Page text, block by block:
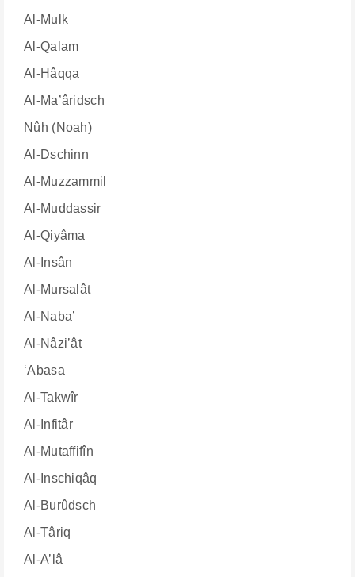
Al-Mulk
Al-Qalam
Al-Hâqqa
Al-Ma’âridsch
Nûh (Noah)
Al-Dschinn
Al-Muzzammil
Al-Muddassir
Al-Qiyâma
Al-Insân
Al-Mursalât
Al-Naba’
Al-Nâzi’ât
‘Abasa
Al-Takwîr
Al-Infitâr
Al-Mutaffifîn
Al-Inschiqâq
Al-Burûdsch
Al-Târiq
Al-A’lâ